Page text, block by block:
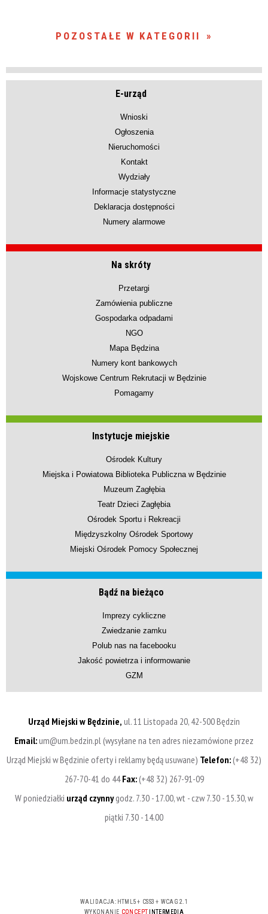
POZOSTAŁE W KATEGORII
E-urząd
Wnioski
Ogłoszenia
Nieruchomości
Kontakt
Wydziały
Informacje statystyczne
Deklaracja dostępności
Numery alarmowe
Na skróty
Przetargi
Zamówienia publiczne
Gospodarka odpadami
NGO
Mapa Będzina
Numery kont bankowych
Wojskowe Centrum Rekrutacji w Będzinie
Pomagamy
Instytucje miejskie
Ośrodek Kultury
Miejska i Powiatowa Biblioteka Publiczna w Będzinie
Muzeum Zagłębia
Teatr Dzieci Zagłębia
Ośrodek Sportu i Rekreacji
Międzyszkolny Ośrodek Sportowy
Miejski Ośrodek Pomocy Społecznej
Bądź na bieżąco
Imprezy cykliczne
Zwiedzanie zamku
Polub nas na facebooku
Jakość powietrza i informowanie
GZM
Urząd Miejski w Będzinie, ul. 11 Listopada 20, 42-500 Będzin
Email:um@um.bedzin.pl (wysyłane na ten adres niezamówione przez
Urząd Miejski w Będzinie oferty i reklamy będą usuwane) Telefon:(+48 32)
267-70-41 do 44Fax:(+48 32) 267-91-09
W poniedziałki urząd czynnygodz. 7.30 - 17.00, wt - czw 7.30 - 15.30, w
piątki 7.30 - 14.00
WALIDACJA: HTML5+ CSS3 + WCAG 2.1
WYKONANIE CONCEPT INTERMEDIA